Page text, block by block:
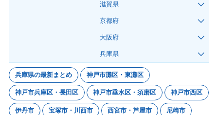
滋賀県
京都府
大阪府
兵庫県
兵庫県の最新まとめ 神戸市灘区・東灘区
神戸市兵庫区・長田区 神戸市垂水区・須磨区 神戸市西区
伊丹市 宝塚市・川西市 西宮市・芦屋市 尼崎市